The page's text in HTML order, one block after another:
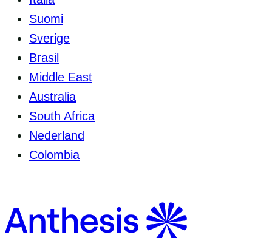
Suomi
Sverige
Brasil
Middle East
Australia
South Africa
Nederland
Colombia